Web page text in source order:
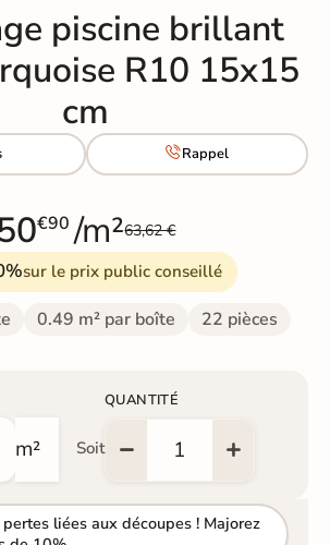
piscine brillant
R10 15x15
cm
Rappel
€90 /m²63,62 €
sur le prix public conseillé
0.49 m² par boîte 22 pièces
m² Soit
QUANTITÉ
pertes liées aux découpes ! Majorez